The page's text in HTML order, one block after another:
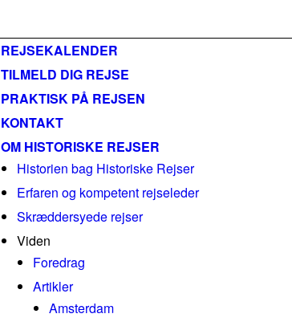
REJSEKALENDER
TILMELD DIG REJSE
PRAKTISK PÅ REJSEN
KONTAKT
OM HISTORISKE REJSER
Historien bag Historiske Rejser
Erfaren og kompetent rejseleder
Skræddersyede rejser
Viden
Foredrag
Artikler
Amsterdam